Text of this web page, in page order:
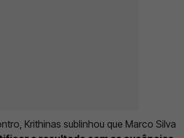
Krithinas sublinhou que Marco Silva